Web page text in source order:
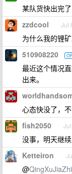
某队货快出完
zzdcool Jul
为什么我的锂
510908220
最近这个情况
出来。
心态快没了，
fish2050
没事，明天继
Ketteiron
@QingXuJiaZhi